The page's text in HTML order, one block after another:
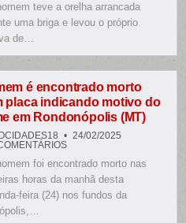
TEM
ORELHA
ARRANCADA
E
PARTE
DO
MEMBRO
AO
HOSPITAL
PARA
REIMPLANTE
teve a orelha arrancada
uma briga e levou o próprio
de…
é encontrado morto
placa indicando motivo do
em Rondonópolis (MT)
24/02/2025
EM
É
ENCONTRADO
MORTO
COM
PLACA
foi encontrado morto nas
horas da manhã desta
feira (24) nos fundos da